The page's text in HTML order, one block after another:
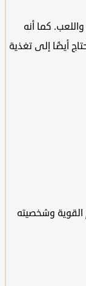
كما أنه
إلى تغذية
وشخصيته